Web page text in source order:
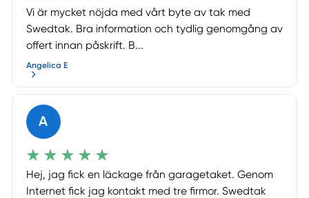
Vi är mycket nöjda med vårt byte av tak med
Swedtak. Bra information och tydlig genomgång av
offert innan påskrift. B...
Angelica E
A
Hej, jag fick en läckage från garagetaket. Genom
Internet fick jag kontakt med tre firmor. Swedtak